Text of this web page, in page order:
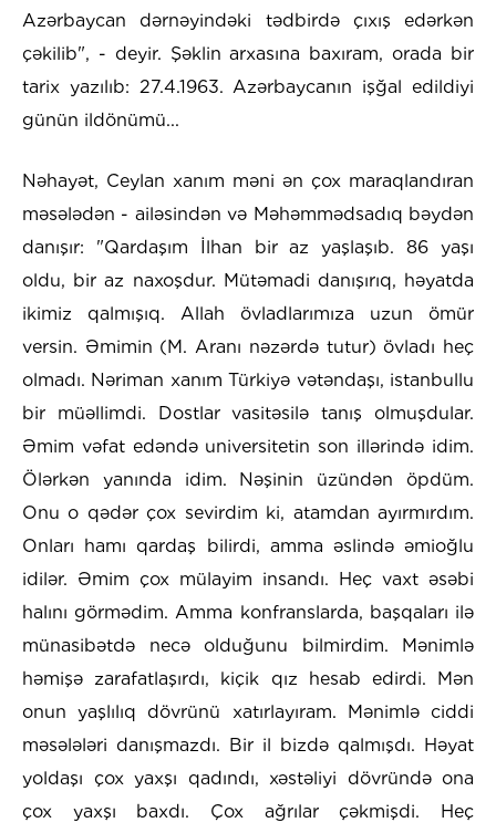
Azərbaycan dərnəyindəki tədbirdə çıxış edərkən
çəkilib", - deyir. Şəklin arxasına baxıram, orada bir
tarix yazılıb: 27.4.1963. Azərbaycanın işğal edildiyi
günün ildönümü...
Nəhayət, Ceylan xanım məni ən çox maraqlandıran
məsələdən - ailəsindən və Məhəmmədsadıq bəydən
danışır: "Qardaşım İlhan bir az yaşlaşıb. 86 yaşı
oldu, bir az naxoşdur. Mütəmadi danışırıq, həyatda
ikimiz qalmışıq. Allah övladlarımıza uzun ömür
versin. Əmimin (M. Aranı nəzərdə tutur) övladı heç
olmadı. Nəriman xanım Türkiyə vətəndaşı, istanbullu
bir müəllimdi. Dostlar vasitəsilə tanış olmuşdular.
Əmim vəfat edəndə universitetin son illərində idim.
Ölərkən yanında idim. Nəşinin üzündən öpdüm.
Onu o qədər çox sevirdim ki, atamdan ayırmırdım.
Onları hamı qardaş bilirdi, amma əslində əmioğlu
idilər. Əmim çox mülayim insandı. Heç vaxt əsəbi
halını görmədim. Amma konfranslarda, başqaları ilə
münasibətdə necə olduğunu bilmirdim. Mənimlə
həmişə zarafatlaşırdı, kiçik qız hesab edirdi. Mən
onun yaşlılıq dövrünü xatırlayıram. Mənimlə ciddi
məsələləri danışmazdı. Bir il bizdə qalmışdı. Həyat
yoldaşı çox yaxşı qadındı, xəstəliyi dövründə ona
çox yaxşı baxdı. Çox ağrılar çəkmişdi. Heç